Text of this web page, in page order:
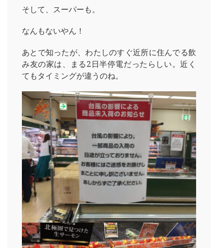
そして、スーパーも。
なんもないやん！
あとで知ったが、わたしのすぐ近所に住んでる飲
み友の家は、まる2日半停電だったらしい。近く
てもタイミングが違うのね。